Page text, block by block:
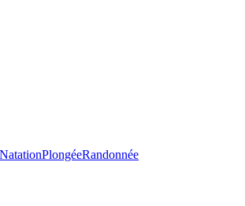
NatationPlongéeRandonnée